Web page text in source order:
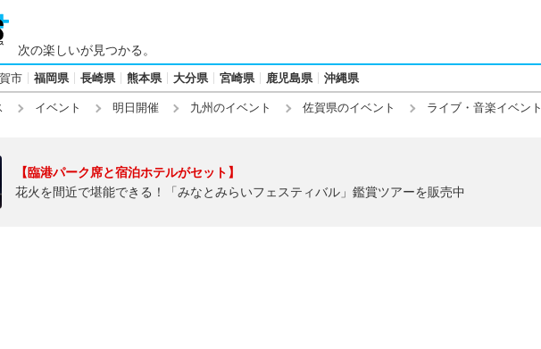
次の楽しいが見つかる。
市 福岡県 長崎県 熊本県 大分県 宮崎県 鹿児島県 沖縄県
イベント 明日開催 九州のイベント 佐賀県のイベント ライブ・音楽イベント
【臨港パーク席と宿泊ホテルがセット】
花火を間近で堪能できる！「みなとみらいフェスティバル」鑑賞ツアーを販売中